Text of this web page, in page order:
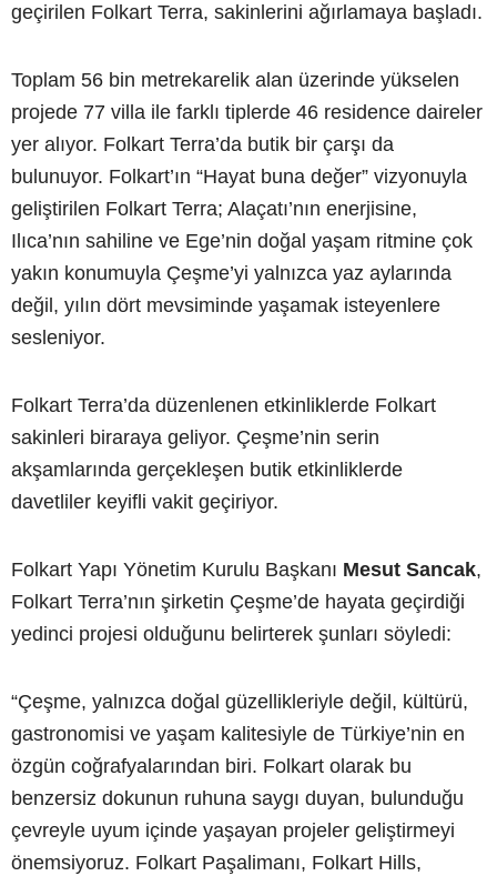
geçirilen Folkart Terra, sakinlerini ağırlamaya başladı.
Toplam 56 bin metrekarelik alan üzerinde yükselen
projede 77 villa ile farklı tiplerde 46 residence daireler
yer alıyor. Folkart Terra’da butik bir çarşı da
bulunuyor. Folkart’ın “Hayat buna değer” vizyonuyla
geliştirilen Folkart Terra; Alaçatı’nın enerjisine,
Ilıca’nın sahiline ve Ege’nin doğal yaşam ritmine çok
yakın konumuyla Çeşme’yi yalnızca yaz aylarında
değil, yılın dört mevsiminde yaşamak isteyenlere
sesleniyor.
Folkart Terra’da düzenlenen etkinliklerde Folkart
sakinleri biraraya geliyor. Çeşme’nin serin
akşamlarında gerçekleşen butik etkinliklerde
davetliler keyifli vakit geçiriyor.
Folkart Yapı Yönetim Kurulu Başkanı Mesut Sancak,
Folkart Terra’nın şirketin Çeşme’de hayata geçirdiği
yedinci projesi olduğunu belirterek şunları söyledi:
“Çeşme, yalnızca doğal güzellikleriyle değil, kültürü,
gastronomisi ve yaşam kalitesiyle de Türkiye’nin en
özgün coğrafyalarından biri. Folkart olarak bu
benzersiz dokunun ruhuna saygı duyan, bulunduğu
çevreyle uyum içinde yaşayan projeler geliştirmeyi
önemsiyoruz. Folkart Paşalimanı, Folkart Hills,